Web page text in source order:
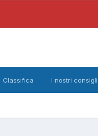
Classifica I nostri consigli